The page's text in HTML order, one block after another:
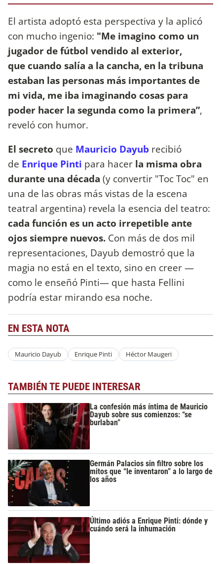
El artista adoptó esta perspectiva y la aplicó
con mucho ingenio: "Me imagino como un
jugador de fútbol vendido al exterior,
que cuando salía a la cancha, en la tribuna
estaban las personas más importantes de
mi vida, me iba imaginando cosas para
poder hacer la segunda como la primera”,
reveló con humor.
El secreto que Mauricio Dayub recibió
de Enrique Pinti para hacer la misma obra
durante una década (y convertir "Toc Toc" en
una de las obras más vistas de la escena
teatral argentina) revela la esencia del teatro:
cada función es un acto irrepetible ante
ojos siempre nuevos. Con más de dos mil
representaciones, Dayub demostró que la
magia no está en el texto, sino en creer —
como le enseñó Pinti— que hasta Fellini
podría estar mirando esa noche.
EN ESTA NOTA
Mauricio Dayub Enrique Pinti Héctor Maugeri
TAMBIÉN TE PUEDE INTERESAR
La confesión más íntima de Mauricio
Dayub sobre sus comienzos: “se
burlaban”
Germán Palacios sin filtro sobre los
mitos que “le inventaron” a lo largo de
los años
Último adiós a Enrique Pinti: dónde y
cuándo será la inhumación